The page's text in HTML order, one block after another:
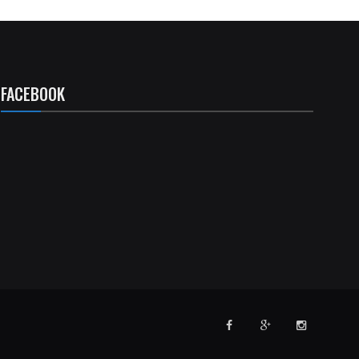
FACEBOOK